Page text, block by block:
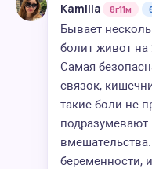
Kamilla 8г11м
Бывает
болит живот на
Самая
связок,
такие боли не
беременности,